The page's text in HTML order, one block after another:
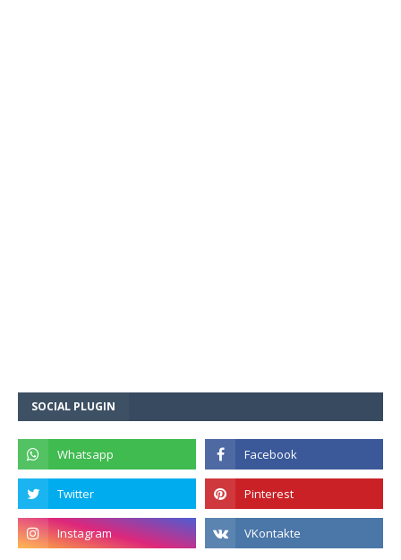
SOCIAL PLUGIN